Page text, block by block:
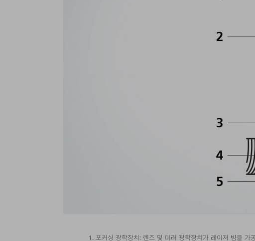
포커싱 광학장치: 렌즈 및 미러 광학장치가 레이저 빔을 가